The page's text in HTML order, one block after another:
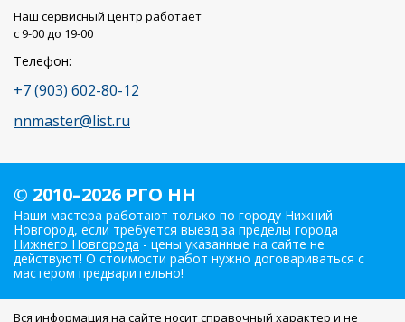
Наш сервисный центр работает
c 9-00 до 19-00
Телефон:
+7 (903) 602-80-12
nnmaster@list.ru
© 2010–2026 РГО НН
Наши мастера работают только по городу Нижний
Новгород, если требуется выезд за пределы города
Нижнего Новгорода - цены указанные на сайте не
действуют! О стоимости работ нужно договариваться с
мастером предварительно!
Вся информация на сайте носит справочный характер и не